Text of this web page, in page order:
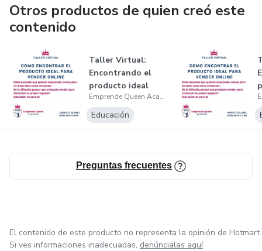
Otros productos de quien creó este
contenido
Taller Virtual:
Encontrando el
producto ideal
para vender on... Emprende Queen Academy
Educación
Preguntas frecuentes
El contenido de este producto no representa la opinión de Hotmart.
Si ves informaciones inadecuadas, denúncialas aquí